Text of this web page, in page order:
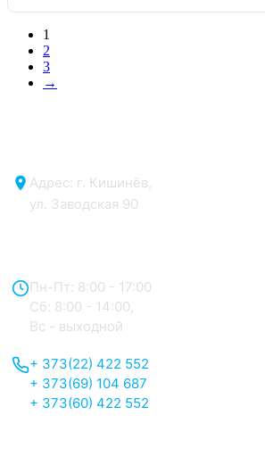
1
2
3
→
Адрес: г. Кишинёв,
ул. Заводская 90
Пн-Пт: 8:00 - 17:00
Сб: 8:00 - 14:00,
Вс - выходной
+ 373(22) 422 552
+ 373(69) 104 687
+ 373(60) 422 552